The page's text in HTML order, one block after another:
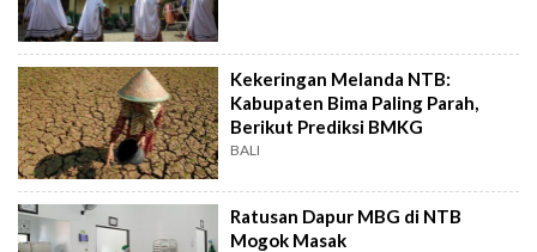
Kekeringan Melanda NTB:
Kabupaten Bima Paling Parah,
Berikut Prediksi BMKG
BALI
Ratusan Dapur MBG di NTB
Mogok Masak